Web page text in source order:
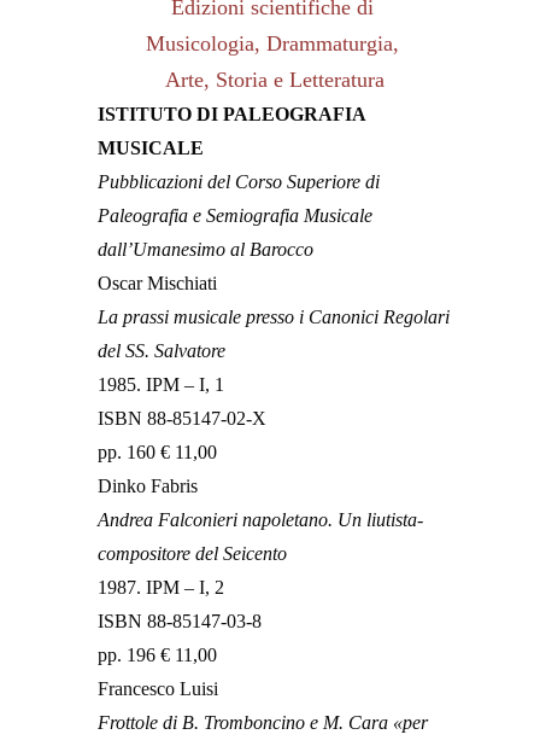
Edizioni scientifiche di
Musicologia, Drammaturgia,
Arte, Storia e Letteratura
ISTITUTO DI PALEOGRAFIA
MUSICALE
Pubblicazioni del Corso Superiore di
Paleografia e Semiografia Musicale
dall’Umanesimo al Barocco
Oscar Mischiati
La prassi musicale presso i Canonici Regolari
del SS. Salvatore
1985. IPM – I, 1
ISBN 88-85147-02-X
pp. 160 € 11,00
Dinko Fabris
Andrea Falconieri napoletano. Un liutista-
compositore del Seicento
1987. IPM – I, 2
ISBN 88-85147-03-8
pp. 196 € 11,00
Francesco Luisi
Frottole di B. Tromboncino e M. Cara «per